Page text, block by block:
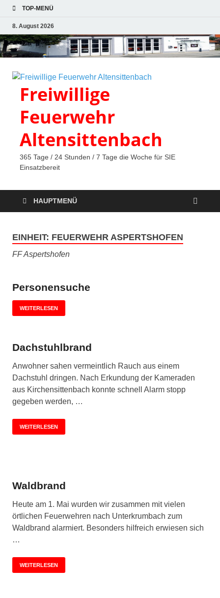
TOP-MENÜ
8. August 2026
Freiwillige
Feuerwehr
Altensittenbach
365 Tage / 24 Stunden / 7 Tage die Woche für SIE
Einsatzbereit
HAUPTMENÜ
EINHEIT: FEUERWEHR ASPERTSHOFEN
FF Aspertshofen
Personensuche
WEITERLESEN
Dachstuhlbrand
Anwohner sahen vermeintlich Rauch aus einem
Dachstuhl dringen. Nach Erkundung der Kameraden
aus Kirchensittenbach konnte schnell Alarm stopp
gegeben werden, …
WEITERLESEN
Waldbrand
Heute am 1. Mai wurden wir zusammen mit vielen
örtlichen Feuerwehren nach Unterkrumbach zum
Waldbrand alarmiert. Besonders hilfreich erwiesen sich
…
WEITERLESEN